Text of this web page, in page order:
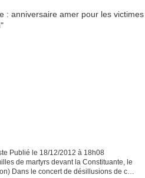
Publié le 18/12/2012 à 18h08
de martyrs devant la Constituante, le
Dans le concert de désillusions de ce